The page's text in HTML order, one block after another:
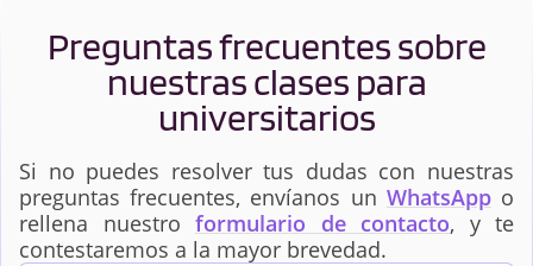
Preguntas frecuentes sobre
nuestras clases para
universitarios
Si no puedes resolver tus dudas con nuestras
preguntas frecuentes, envíanos un WhatsAppo
rellena nuestro formulario de contacto, y te
contestaremos a la mayor brevedad.